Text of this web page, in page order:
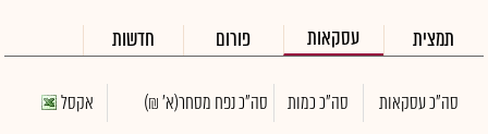
תמצית עסקאות פורום חדשות
סה"כ עסקאות סה"כ כמות סה"כ נפח מסחר(א' ₪) אקסל